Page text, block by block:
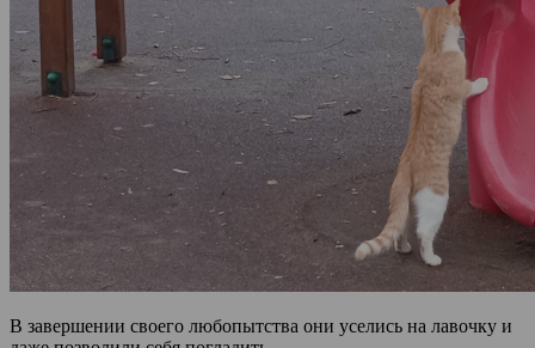
В завершении своего любопытства они уселись на лавочку и